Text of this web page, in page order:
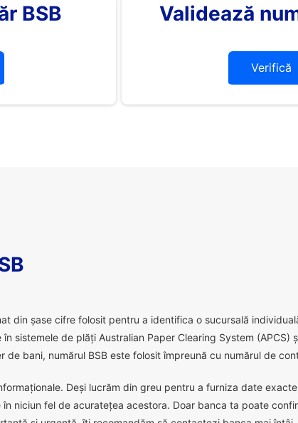
BSB Validează
Verifică
din șase cifre folosit pentru a identifica o sucursală
sistemele de plăți Australian Paper Clearing System (APCS)
de bani, numărul BSB este folosit împreună cu numărul de
Deși lucrăm din greu pentru a furniza date
niciun fel de acuratețea acestora. Doar banca ta poate